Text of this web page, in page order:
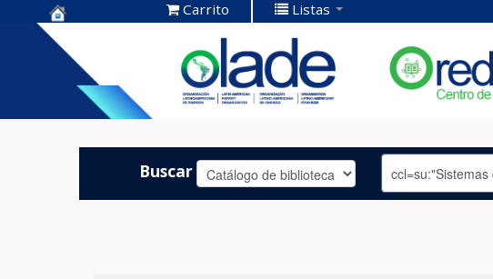
Centro de
Documentación
OLADE -
Carrito Listas
Buscar